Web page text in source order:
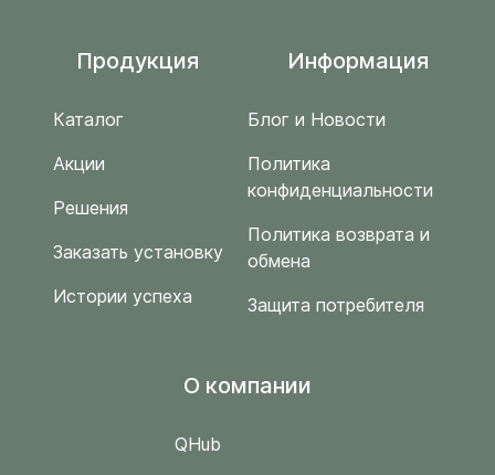
Продукция
Каталог
Акции
Решения
Заказать установку
Истории успеха
Информация
Блог и Новости
Политика
конфиденциальности
Политика возврата и
обмена
Защита потребителя
O компании
QHub